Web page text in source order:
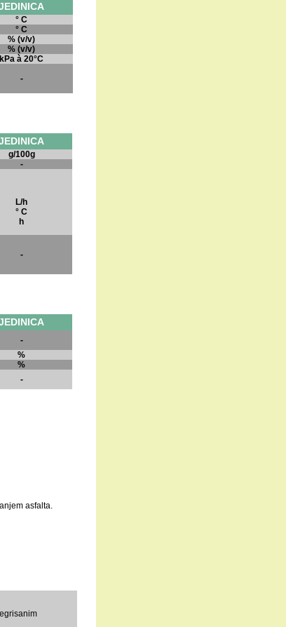
° C
° C
% (v/v)
% (v/v)
kPa à 20°C
-
g/100g
-
L/h
° C
h
-
-
%
%
-
asfalta.